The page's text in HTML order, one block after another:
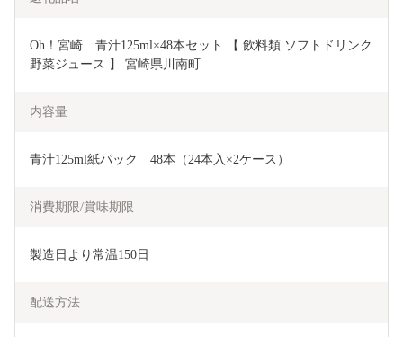
Oh！宮崎　青汁125ml×48本セット 【 飲料類 ソフトドリンク
野菜ジュース 】 宮崎県川南町
内容量
青汁125ml紙パック　48本（24本入×2ケース）
消費期限/賞味期限
製造日より常温150日
配送方法